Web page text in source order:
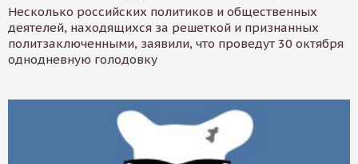
Несколько российских политиков и общественных
деятелей, находящихся за решеткой и признанных
политзаключенными, заявили, что проведут 30 октября
однодневную голодовку